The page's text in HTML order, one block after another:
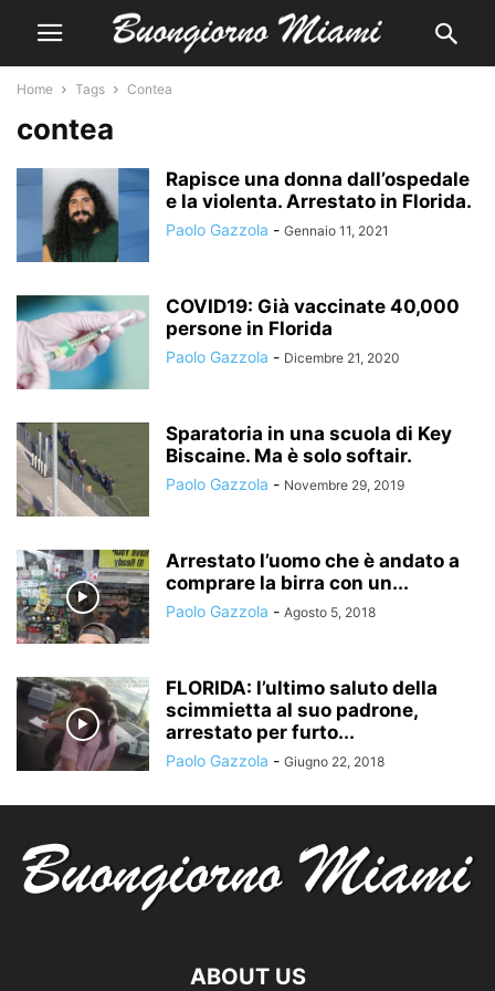
Home Tags Contea
contea
Rapisce una donna dall’ospedale
e la violenta. Arrestato in Florida.
Paolo Gazzola - Gennaio 11, 2021
COVID19: Già vaccinate 40,000
persone in Florida
Paolo Gazzola - Dicembre 21, 2020
Sparatoria in una scuola di Key
Biscaine. Ma è solo softair.
Paolo Gazzola - Novembre 29, 2019
Arrestato l’uomo che è andato a
comprare la birra con un...
Paolo Gazzola - Agosto 5, 2018
FLORIDA: l’ultimo saluto della
scimmietta al suo padrone,
arrestato per furto...
Paolo Gazzola - Giugno 22, 2018
ABOUT US